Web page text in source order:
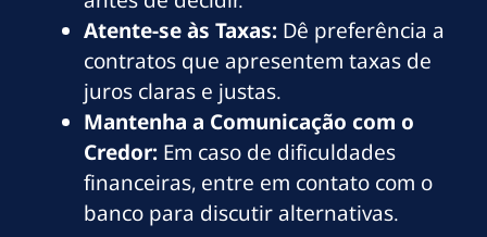
Atente-se às Taxas: Dê preferência a
contratos que apresentem taxas de
juros claras e justas.
Mantenha a Comunicação com o
Credor: Em caso de dificuldades
financeiras, entre em contato com o
banco para discutir alternativas.